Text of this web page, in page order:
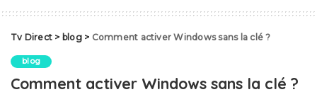
Tv Direct > blog> Comment activer Windows sans la clé ?
blog
Comment activer Windows sans la clé ?